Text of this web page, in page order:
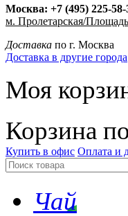
Москва: +7 (495) 225-58-
м. Пролетарская/
Доставка по г. Москва
Доставка в другие города
Моя
Корзина
Купить в офис Оплата и
Чай